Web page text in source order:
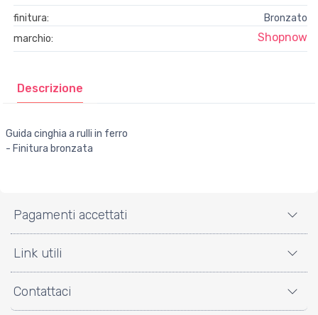
finitura:
Bronzato
marchio:
Shopnow
Descrizione
Guida cinghia a rulli in ferro
- Finitura bronzata
Pagamenti accettati
Link utili
Contattaci